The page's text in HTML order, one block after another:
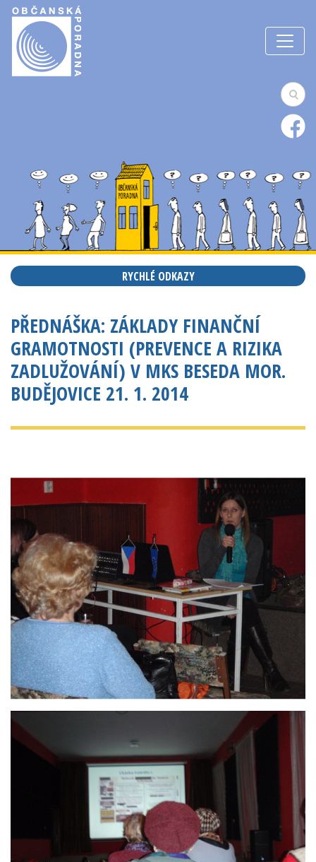
RYCHLÉ ODKAZY
PŘEDNÁŠKA: ZÁKLADY FINANČNÍ
GRAMOTNOSTI (PREVENCE A RIZIKA
ZADLUŽOVÁNÍ) V MKS BESEDA MOR.
BUDĚJOVICE 21. 1. 2014